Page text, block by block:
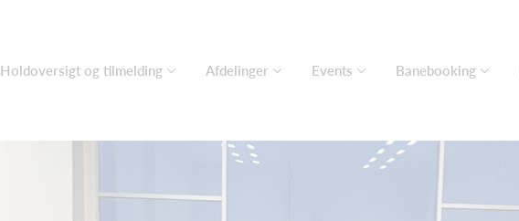
Holdoversigt og tilmelding Afdelinger Events Banebooking